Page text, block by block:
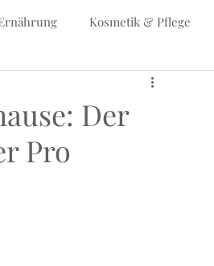
Kosmetik & Pflege
Der
Pro